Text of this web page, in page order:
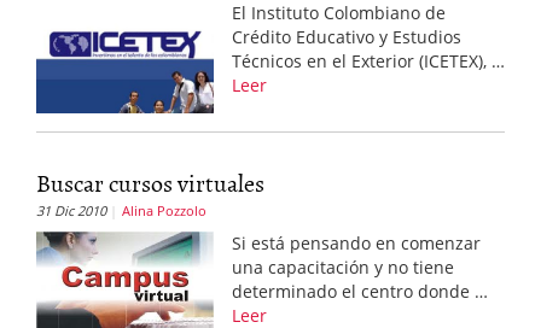
El Instituto Colombiano de
Crédito Educativo y Estudios
Técnicos en el Exterior (ICETEX), …
Leer
Buscar cursos virtuales
31 Dic 2010 Alina Pozzolo
Si está pensando en comenzar
una capacitación y no tiene
determinado el centro donde …
Leer